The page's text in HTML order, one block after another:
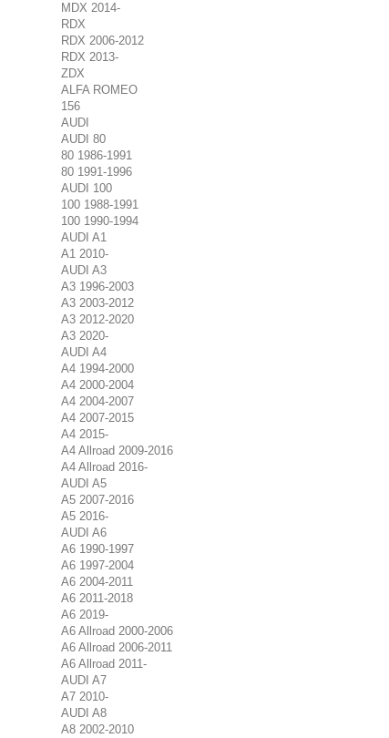
MDX 2014-
RDX
RDX 2006-2012
RDX 2013-
ZDX
ALFA ROMEO
156
AUDI
AUDI 80
80 1986-1991
80 1991-1996
AUDI 100
100 1988-1991
100 1990-1994
AUDI A1
A1 2010-
AUDI A3
A3 1996-2003
A3 2003-2012
A3 2012-2020
A3 2020-
AUDI A4
A4 1994-2000
A4 2000-2004
A4 2004-2007
A4 2007-2015
A4 2015-
A4 Allroad 2009-2016
A4 Allroad 2016-
AUDI A5
A5 2007-2016
A5 2016-
AUDI A6
A6 1990-1997
A6 1997-2004
A6 2004-2011
A6 2011-2018
A6 2019-
A6 Allroad 2000-2006
A6 Allroad 2006-2011
A6 Allroad 2011-
AUDI A7
A7 2010-
AUDI A8
A8 2002-2010